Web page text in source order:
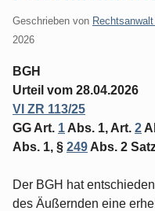
Geschrieben von
2026
BGH
Urteil vom 28.04.2026
VI ZR 113/25
GG Art. 1 Abs. 1, Art. 2
Abs. 1, § 249 Abs. 2
Der BGH hat
des Äußernden eine